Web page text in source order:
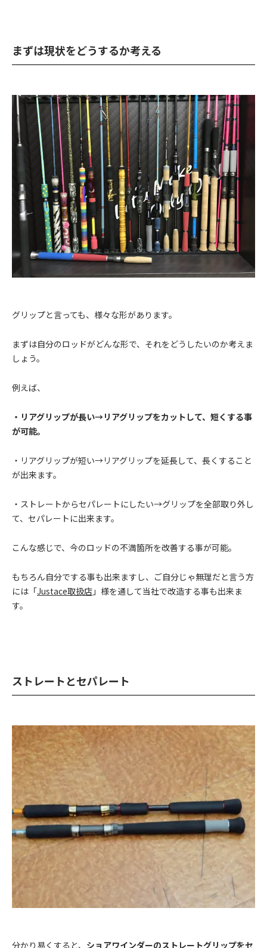
まずは現状をどうするか考える
グリップと言っても、様々な形があります。
まずは自分のロッドがどんな形で、それをどうしたいのか考えま
しょう。
例えば、
・リアグリップが長い→リアグリップをカットして、短くする事
が可能。
・リアグリップが短い→リアグリップを延長して、長くすること
が出来ます。
・ストレートからセパレートにしたい→グリップを全部取り外し
て、セパレートに出来ます。
こんな感じで、今のロッドの不満箇所を改善する事が可能。
もちろん自分でする事も出来ますし、ご自分じゃ無理だと言う方
には「Justace取扱店 」様を通して当社で改造する事も出来ま
す。
ストレートとセパレート
分かり易くすると、 ショアワインダーのストレートグリップをセ